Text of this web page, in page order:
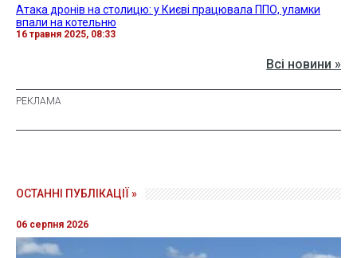
Атака дронів на столицю: у Києві працювала ППО, уламки
впали на котельню
16 травня 2025, 08:33
Всі новини »
ОСТАННІ ПУБЛІКАЦІЇ »
06 серпня 2026